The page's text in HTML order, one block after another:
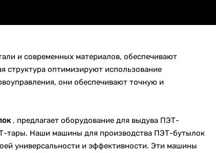
и современных материалов, обеспечивают
структура оптимизируют использование
они обеспечивают точную и
, предлагает оборудование для выдува ПЭТ-
тары. Наши машины для производства ПЭТ-бутылок
универсальности и эффективности. Эти машины